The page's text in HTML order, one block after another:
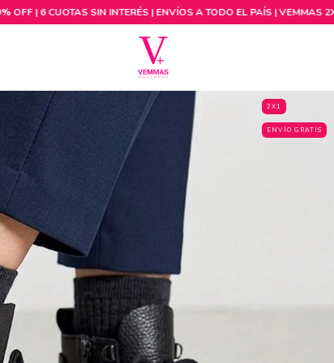
2X1
ENVÍO GRATIS